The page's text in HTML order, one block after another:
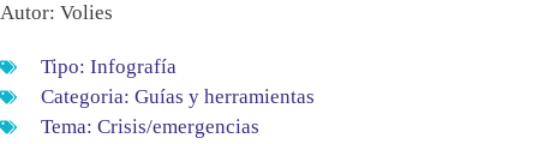
Autor: Volies
Tipo: Infografía
Categoria: Guías y herramientas
Tema: Crisis/emergencias